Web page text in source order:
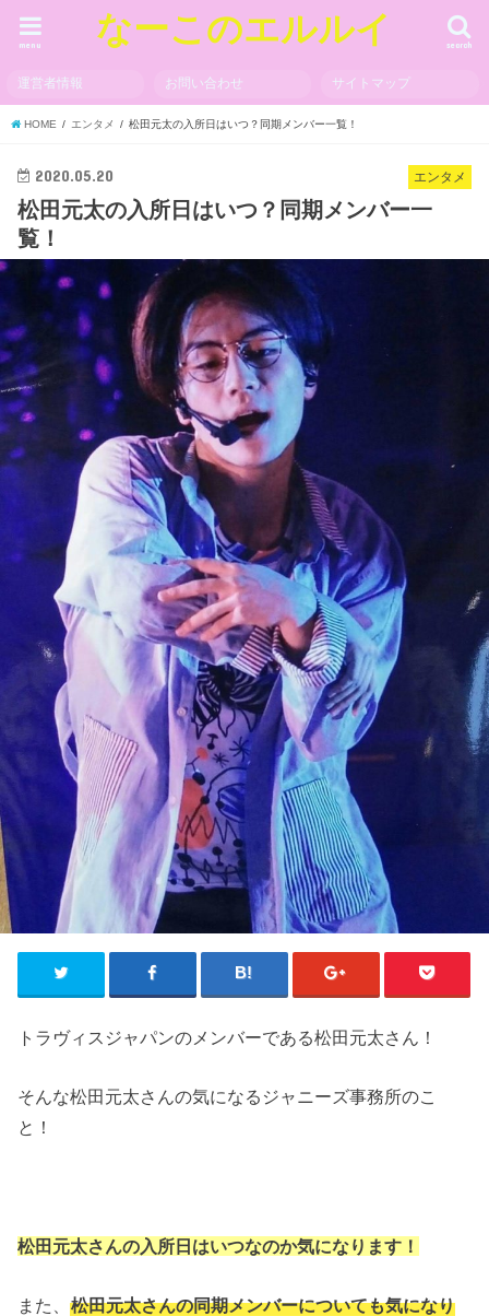
なーこのエルルイ search
menu
運営者情報 お問い合わせ サイトマップ
HOME エンタメ 松田元太の入所日はいつ？同期メンバー一覧！
エンタメ
2020.05.20
松田元太の入所日はいつ？同期メンバー一
覧！
トラヴィスジャパンのメンバーである松田元太さん！
そんな松田元太さんの気になるジャニーズ事務所のこ
と！
松田元太さんの入所日はいつなのか気になります！
また、松田元太さんの同期メンバーについても気になり